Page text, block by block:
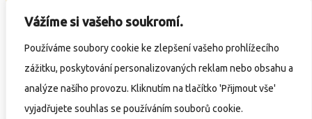
Vážíme si vašeho soukromí.
Používáme soubory cookie ke zlepšení vašeho prohlížecího
zážitku, poskytování personalizovaných reklam nebo obsahu a
analýze našího provozu. Kliknutím na tlačítko 'Přijmout vše'
vyjadřujete souhlas se používáním souborů cookie.
2023 © ZŠ Alšova, vytvořilWčil.cz
Ochrana osobních údajů
Prohlášení o přístupnosti